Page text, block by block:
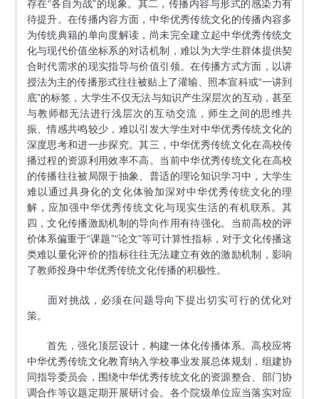
存在“各自为战”的现象。其二，传播内容与形式的感染力有
待提升。在传播内容方面，中华优秀传统文化的传播内容多
为传统典籍的单向度解读，尚未完全建立起中华优秀传统文
化与现代价值坐标系的对话机制，难以为大学生群体提供契
合时代需求的现实指导与价值引领。在传播方式方面，以讲
授法为主的传播形式往往被贴上了灌输、照本宣科或“一讲到
底”的标签，大学生不仅无法与知识产生深层次的互动，甚至
与教师都无法进行浅层次的互动交流，师生之间的思维共
振、情感共鸣较少，难以引发大学生对中华优秀传统文化的
深度思考和进一步探究。其三，中华优秀传统文化在高校传
播过程的资源利用效率不高。当前中华优秀传统文化在高校
的传播往往被局限于抽象、普适的理论知识学习中，大学生
难以通过具身化的文化体验加深对中华优秀传统文化的理
解，应加强中华优秀传统文化与现实生活的有机联系。其
四，文化传播激励机制的导向作用有待强化。当前高校的评
价体系偏重于“课题”“论文”等可计算性指标，对于文化传播这
类难以量化评价的指标往往无法建立有效的激励机制，影响
了教师投身中华优秀传统文化传播的积极性。
面对挑战，必须在问题导向下提出切实可行的优化对
策。
首先，强化顶层设计，构建一体化传播体系。高校应将
中华优秀传统文化教育纳入学校事业发展总体规划，组建协
同指导委员会，围绕中华优秀传统文化的资源整合、部门协
调合作等议题定期开展研讨会。各个院级单位应当落实对应